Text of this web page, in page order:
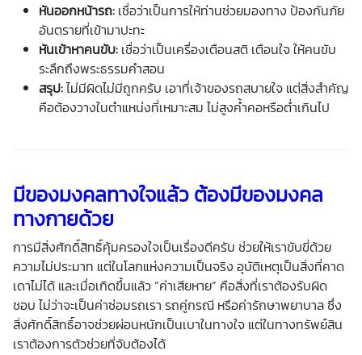
หันออกหน้ารถ: เชื่อว่าเป็นการให้ท่านช่วยมองทาง ป้องกันภัย
อันตรายที่เข้ามาปะทะ
หันเข้าหาคนขับ: เชื่อว่าเป็นเครื่องเตือนสติ เตือนใจ ให้คนขับ
ระลึกถึงพระธรรมคำสอน
สรุป:ไม่มีผิดไม่มีถูกครับ เอาที่เจ้าของรถสบายใจ แต่สิ่งสำคัญ
คือต้องวางในตำแหน่งที่เหมาะสม ไม่สูงค้ำคอหรือต่ำเกินไป
มีของมงคลทางใจแล้ว ต้องมีของมงคล
ทางกายด้วย
การมีสิ่งศักดิ์สิทธิ์คุ้มครองใจเป็นเรื่องดีครับ ช่วยให้เราขับขี่ด้วย
ความไม่ประมาท แต่ในโลกแห่งความเป็นจริง อุบัติเหตุเป็นสิ่งที่คาด
เดาไม่ได้ และเมื่อเกิดขึ้นแล้ว “ค่าเสียหาย” คือสิ่งที่เราต้องรับผิด
ชอบ ไม่ว่าจะเป็นค่าซ่อมรถเรา รถคู่กรณี หรือค่ารักษาพยาบาล ซึ่ง
สิ่งศักดิ์สิทธิ์อาจช่วยผ่อนหนักเป็นเบาในทางใจ แต่ในทางทรัพย์สิน
เราต้องการตัวช่วยที่จับต้องได้